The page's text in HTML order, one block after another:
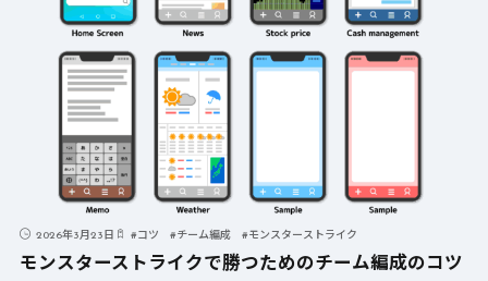
2026年3月23日 #コツ #チーム編成 #モンスターストライク
モンスターストライクで勝つためのチーム編成のコツ